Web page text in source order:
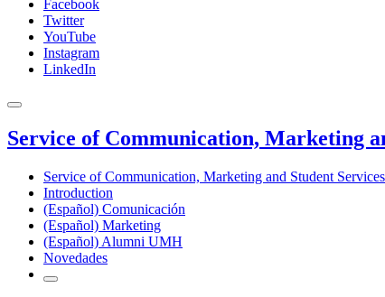
Facebook
Twitter
YouTube
Instagram
LinkedIn
Service of Communication, Marketing
Service of Communication, Marketing and Student Services
Introduction
(Español) Comunicación
(Español) Marketing
(Español) Alumni UMH
Novedades